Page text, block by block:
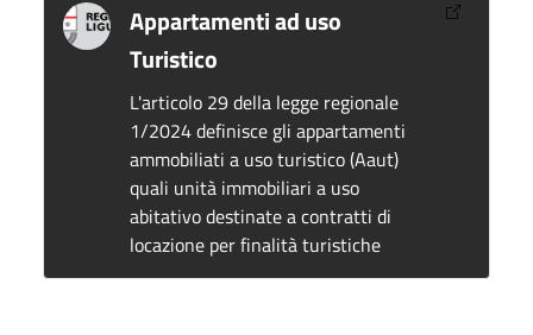
Appartamenti ad uso
Turistico
L'articolo 29 della legge regionale
1/2024 definisce gli appartamenti
ammobiliati a uso turistico (Aaut)
quali unità immobiliari a uso
abitativo destinate a contratti di
locazione per finalità turistiche